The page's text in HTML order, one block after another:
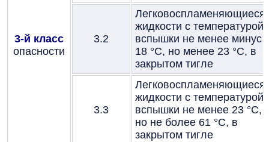
3-й класс
опасности
3.2
Легковоспламеняющиеся
жидкости с температурой
вспышки не менее минус
18 °C, но менее 23 °C, в
закрытом тигле
3.3
Легковоспламеняющиеся
жидкости с температурой
вспышки не менее 23 °C,
но не более 61 °C, в
закрытом тигле